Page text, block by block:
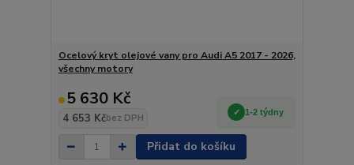
Ocelový kryt olejové vany pro Audi A5 2017 - 2026,
všechny motory
5 630 Kč
4 653 Kčbez DPH
1-2 týdny
Přidat do košíku